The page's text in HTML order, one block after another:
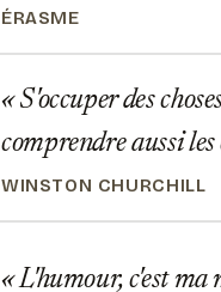
ÉRASME
S'occuper des
comprendre aussi
WINSTON CHURCHILL
L'humour, c'est ma